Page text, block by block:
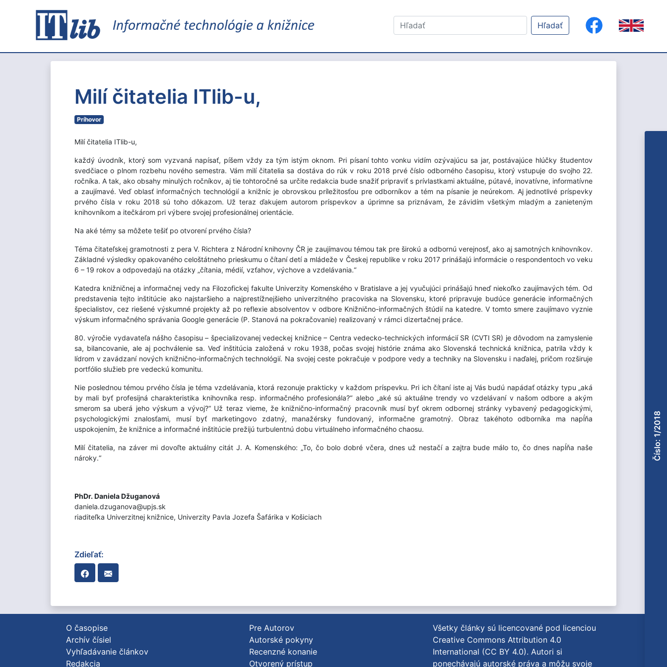
Hľadať
Milí čitatelia ITlib-u,
Príhovor
Milí čitatelia ITlib-u,
každý úvodník, ktorý som vyzvaná napísať, píšem vždy za tým istým oknom. Pri písaní tohto vonku vidím ozývajúcu sa jar, postávajúce hlúčky študentov
svedčiace o plnom rozbehu nového semestra. Vám milí čitatelia sa dostáva do rúk v roku 2018 prvé číslo odborného časopisu, ktorý vstupuje do svojho 22.
ročníka. A tak, ako obsahy minulých ročníkov, aj tie tohtoročné sa určite redakcia bude snažiť pripraviť s prívlastkami aktuálne, pútavé, inovatívne, informatívne
a zaujímavé. Veď oblasť informačných technológií a knižníc je obrovskou príležitosťou pre odborníkov a tém na písanie je neúrekom. Aj jednotlivé príspevky
prvého čísla v roku 2018 sú toho dôkazom. Už teraz ďakujem autorom príspevkov a úprimne sa priznávam, že závidím všetkým mladým a zanieteným
knihovníkom a itečkárom pri výbere svojej profesionálnej orientácie.
Na aké témy sa môžete tešiť po otvorení prvého čísla?
Téma čitateľskej gramotnosti z pera V. Richtera z Národní knihovny ČR je zaujímavou témou tak pre širokú a odbornú verejnosť, ako aj samotných knihovníkov.
Základné výsledky opakovaného celoštátneho prieskumu o čítaní detí a mládeže v Českej republike v roku 2017 prinášajú informácie o respondentoch vo veku
6 – 19 rokov a odpovedajú na otázky „čítania, médií, vzťahov, výchove a vzdelávania.“
Katedra knižničnej a informačnej vedy na Filozofickej fakulte Univerzity Komenského v Bratislave a jej vyučujúci prinášajú hneď niekoľko zaujímavých tém. Od
predstavenia tejto inštitúcie ako najstaršieho a najprestížnejšieho univerzitného pracoviska na Slovensku, ktoré pripravuje budúce generácie informačných
špecialistov, cez riešené výskumné projekty až po reflexie absolventov v odbore Knižnično-informačných štúdií na katedre. V tomto smere zaujímavo vyznie
výskum informačného správania Google generácie (P. Stanová na pokračovanie) realizovaný v rámci dizertačnej práce.
80. výročie vydavateľa nášho časopisu – špecializovanej vedeckej knižnice – Centra vedecko-technických informácií SR (CVTI SR) je dôvodom na zamyslenie
sa, bilancovanie, ale aj pochválenie sa. Veď inštitúcia založená v roku 1938, počas svojej histórie známa ako Slovenská technická knižnica, patrila vždy k
lídrom v zavádzaní nových knižnično-informačných technológií. Na svojej ceste pokračuje v podpore vedy a techniky na Slovensku i naďalej, pričom rozširuje
portfólio služieb pre vedeckú komunitu.
Nie poslednou témou prvého čísla je téma vzdelávania, ktorá rezonuje prakticky v každom príspevku. Pri ich čítaní iste aj Vás budú napádať otázky typu „aká
by mali byť profesijná charakteristika knihovníka resp. informačného profesionála?“ alebo „aké sú aktuálne trendy vo vzdelávaní v našom odbore a akým
smerom sa uberá jeho výskum a vývoj?“ Už teraz vieme, že knižnično-informačný pracovník musí byť okrem odbornej stránky vybavený pedagogickými,
psychologickými znalosťami, musí byť marketingovo zdatný, manažérsky fundovaný, informačne gramotný. Obraz takéhoto odborníka ma napĺňa
uspokojením, že knižnice a informačné inštitúcie prežijú turbulentnú dobu virtuálneho informačného chaosu.
Milí čitatelia, na záver mi dovoľte aktuálny citát J. A. Komenského: „To, čo bolo dobré včera, dnes už nestačí a zajtra bude málo to, čo dnes napĺňa naše
nároky.“
PhDr. Daniela Džuganová
daniela.dzuganova@upjs.sk
riaditeľka Univerzitnej knižnice, Univerzity Pavla Jozefa Šafárika v Košiciach
Zdieľať:
Číslo: 1/2018
O časopise
Archív čísiel
Vyhľadávanie článkov
Redakcia
Pre Autorov
Autorské pokyny
Recenzné konanie
Otvorený prístup
Všetky články sú licencované pod licenciou
Creative Commons Attribution 4.0
International (CC BY 4.0). Autori si
ponechávajú autorské práva a môžu svoje